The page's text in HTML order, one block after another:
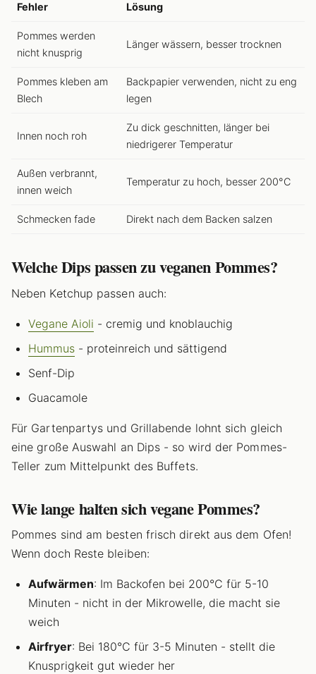
Fehler Lösung
Pommes werden
nicht knusprig
Länger wässern, besser trocknen
Pommes kleben am
Blech
Backpapier verwenden, nicht zu eng
legen
Innen noch roh
Zu dick geschnitten, länger bei
niedrigerer Temperatur
Außen verbrannt,
innen weich
Temperatur zu hoch, besser 200°C
Schmecken fade Direkt nach dem Backen salzen
Welche Dips passen zu veganen Pommes?
Neben Ketchup passen auch:
Vegane Aioli - cremig und knoblauchig
Hummus - proteinreich und sättigend
Senf-Dip
Guacamole
Für Gartenpartys und Grillabende lohnt sich gleich
eine große Auswahl an Dips - so wird der Pommes-
Teller zum Mittelpunkt des Buffets.
Wie lange halten sich vegane Pommes?
Pommes sind am besten frisch direkt aus dem Ofen!
Wenn doch Reste bleiben:
Aufwärmen: Im Backofen bei 200°C für 5-10
Minuten - nicht in der Mikrowelle, die macht sie
weich
Airfryer: Bei 180°C für 3-5 Minuten - stellt die
Knusprigkeit gut wieder her